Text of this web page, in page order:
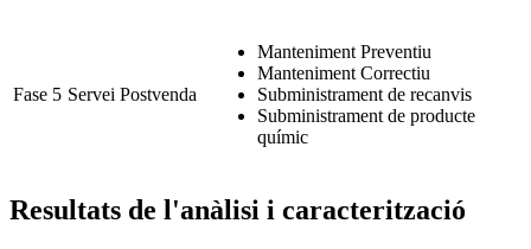
Fase 5 Servei Postvenda
Manteniment Preventiu
Manteniment Correctiu
Subministrament de recanvis
Subministrament de producte
químic
Resultats de l'anàlisi i caracterització